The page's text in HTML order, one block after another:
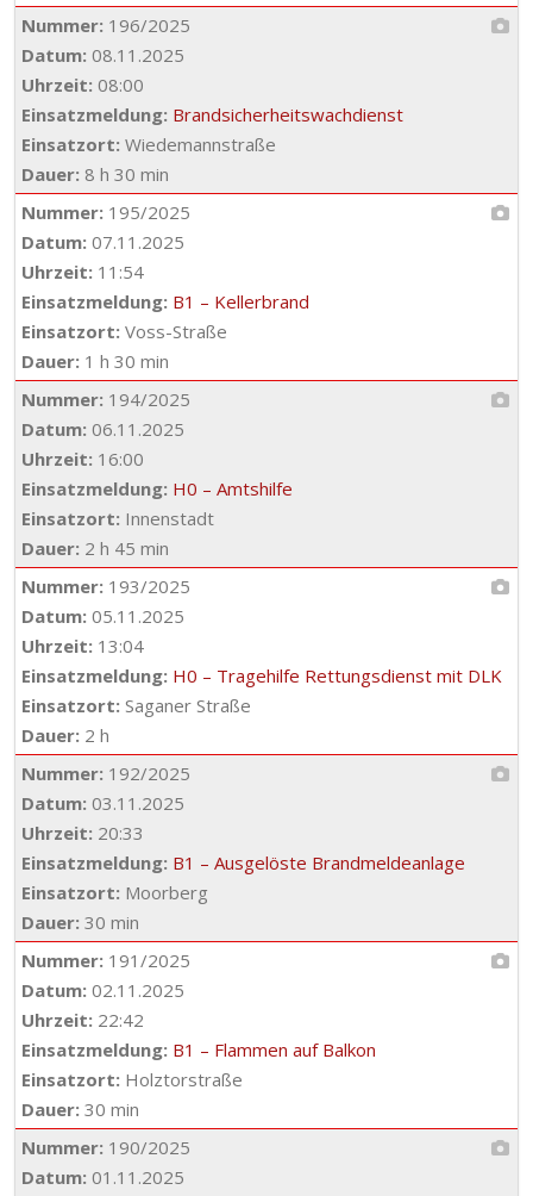
Nummer: 196/2025
Datum: 08.11.2025
Uhrzeit: 08:00
Einsatzmeldung: Brandsicherheitswachdienst
Einsatzort: Wiedemannstraße
Dauer: 8 h 30 min
Nummer: 195/2025
Datum: 07.11.2025
Uhrzeit: 11:54
Einsatzmeldung: B1 – Kellerbrand
Einsatzort: Voss-Straße
Dauer: 1 h 30 min
Nummer: 194/2025
Datum: 06.11.2025
Uhrzeit: 16:00
Einsatzmeldung: H0 – Amtshilfe
Einsatzort: Innenstadt
Dauer: 2 h 45 min
Nummer: 193/2025
Datum: 05.11.2025
Uhrzeit: 13:04
Einsatzmeldung: H0 – Tragehilfe Rettungsdienst mit DLK
Einsatzort: Saganer Straße
Dauer: 2 h
Nummer: 192/2025
Datum: 03.11.2025
Uhrzeit: 20:33
Einsatzmeldung: B1 – Ausgelöste Brandmeldeanlage
Einsatzort: Moorberg
Dauer: 30 min
Nummer: 191/2025
Datum: 02.11.2025
Uhrzeit: 22:42
Einsatzmeldung: B1 – Flammen auf Balkon
Einsatzort: Holztorstraße
Dauer: 30 min
Nummer: 190/2025
Datum: 01.11.2025